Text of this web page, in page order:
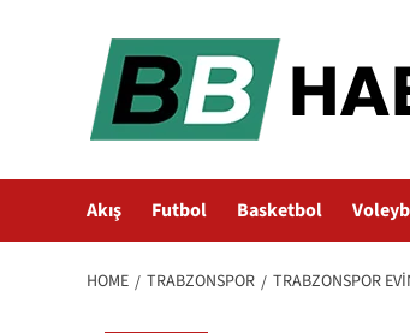
Akış Futbol Basketbol
HOME TRABZONSPOR TRABZONSPOR